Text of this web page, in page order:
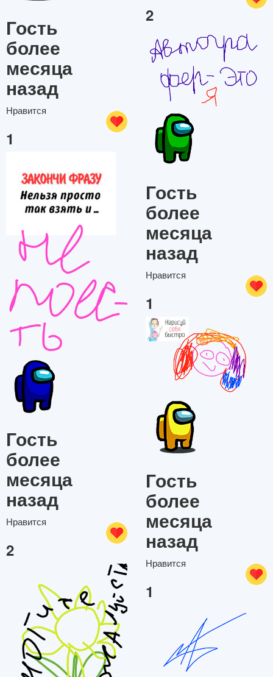
Гость
более
месяца
назад
Нравится
1
2
Гость
более
месяца
назад
Нравится
1
Гость
более
месяца
назад
Нравится
2
Гость
более
месяца
назад
Нравится
1